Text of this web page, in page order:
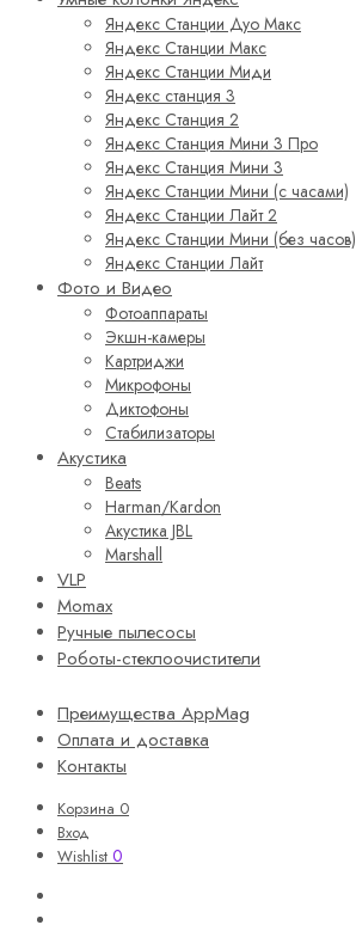
Яндекс Станции Дуо Макс
Яндекс Станции Макс
Яндекс Станции Миди
Яндекс станция 3
Яндекс Станция 2
Яндекс Станция Мини 3 Про
Яндекс Станция Мини 3
Яндекс Станции Мини (с часами)
Яндекс Станции Лайт 2
Яндекс Станции Мини (без часов)
Яндекс Станции Лайт
Фото и Видео
Фотоаппараты
Экшн-камеры
Картриджи
Микрофоны
Диктофоны
Стабилизаторы
Акустика
Beats
Harman/Kardon
Акустика JBL
Marshall
VLP
Momax
Ручные пылесосы
Роботы-стеклоочистители
Преимущества AppMag
Оплата и доставка
Контакты
Корзина 0
Вход
Wishlist 0